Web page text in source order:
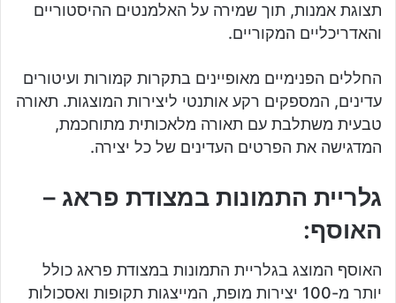
תצוגת אמנות, תוך שמירה על האלמנטים ההיסטוריים
והאדריכליים המקוריים.
החללים הפנימיים מאופיינים בתקרות קמורות ועיטורים
עדינים, המספקים רקע אותנטי ליצירות המוצגות. תאורה
טבעית משתלבת עם תאורה מלאכותית מתוחכמת,
המדגישה את הפרטים העדינים של כל יצירה.
גלריית התמונות במצודת פראג –
האוסף:
האוסף המוצג בגלריית התמונות במצודת פראג כולל
יותר מ-100 יצירות מופת, המייצגות תקופות ואסכולות